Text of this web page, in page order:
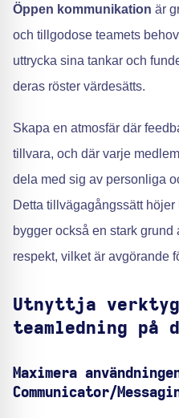
Öppen kommunikation är
och tillgodose teamets
uttrycka sina tankar och
deras röster värdesätts.
Skapa en atmosfär där
tillvara, och där varje
dela med sig av personliga
Detta tillvägagångssätt
bygger också en stark
respekt, vilket är avgörande
Utnyttja
teamledning på
Maximera
Communicator/